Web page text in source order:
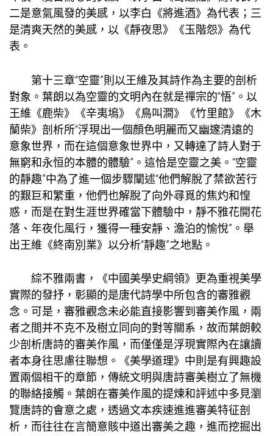
二是意氣風發的美感，以李白《將進酒》為代表；三
是清爽天然的美感，以《靜夜思》《玉階怨》為代
表。
第十三章“空靈”則以王維及其詩作為主要的剖析
對象。葉朗以為空靈的文明內在就是禪宗的“悟”。以
王維《鹿柴》《辛夷塢》《鳥叫澗》《竹里館》《木
蘭柴》剖析所“浮現出一個顏色明麗而又幽邃清遠的
意象世界，而在這個意象世界中，又轉達了詩人對于
無窮和永恒的本體的體驗”。這恰是空靈之美。“空靈
的靜趣”中為了進一個步驟闡述“他們解脫了禁欲苦行
的艱巨和繁重，他們也解脫了向外尋覓的焦灼和惶
惑，而是在對生涯世界確當下體驗中，靜不雅花開花
落、年夜化風行，獲得一種安靜、澹泊的愉悅”。舉
出王維《終南別業》以分析“靜趣”之地點。
綜不雅兩書，《中國美學史綱領》更為重視美學
實際的發抒，彰顯的是唐代詩學中所包含的審雅觀
念。可是，審雅觀念未必能直接影響到審美作風，兩
者之間并不克不及樹立同向的對等關系，故而葉朗較
少剖析唐詩的審美作風，而僅僅是浮現實際內在讓讀
者本身往思慮往聯想。《美學道理》中則是有興趣設
置兩個相干的章節，傳統文明與唐詩審美樹立了無機
的聯絡接觸。葉朗在審美作風的提煉和評述中多見瀏
覽唐詩的會意之處，透過文本疾速進進審美特征剖
析，而往往在言簡意賅中道出審美之趣，進而挖掘出